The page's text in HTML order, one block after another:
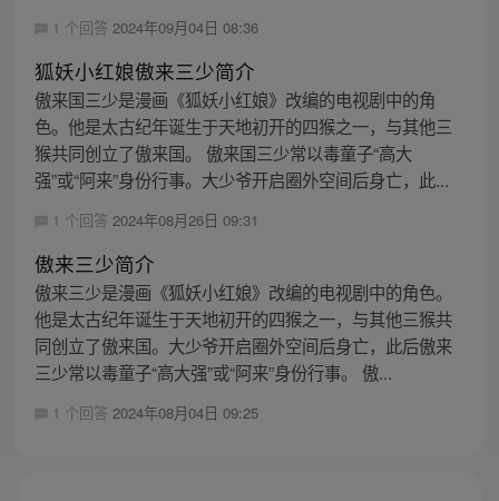
1 个回答 2024年09月04日 08:36
狐妖小红娘傲来三少简介
傲来国三少是漫画《狐妖小红娘》改编的电视剧中的角
色。他是太古纪年诞生于天地初开的四猴之一，与其他三
猴共同创立了傲来国。 傲来国三少常以毒童子“高大
强”或“阿来”身份行事。大少爷开启圈外空间后身亡，此...
1 个回答 2024年08月26日 09:31
傲来三少简介
傲来三少是漫画《狐妖小红娘》改编的电视剧中的角色。
他是太古纪年诞生于天地初开的四猴之一，与其他三猴共
同创立了傲来国。大少爷开启圈外空间后身亡，此后傲来
三少常以毒童子“高大强”或“阿来”身份行事。 傲...
1 个回答 2024年08月04日 09:25